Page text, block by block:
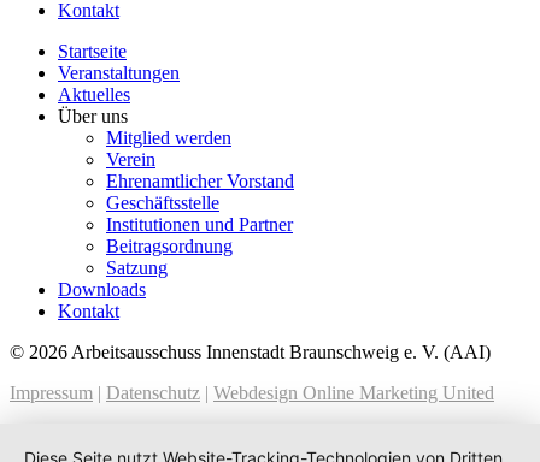
Kontakt
Startseite
Veranstaltungen
Aktuelles
Über uns
Mitglied werden
Verein
Ehrenamtlicher Vorstand
Geschäftsstelle
Institutionen und Partner
Beitragsordnung
Satzung
Downloads
Kontakt
© 2026 Arbeitsausschuss Innenstadt Braunschweig e. V. (AAI)
Impressum | Datenschutz | Webdesign Online Marketing United
Diese Seite nutzt Website-Tracking-Technologien von Dritten,